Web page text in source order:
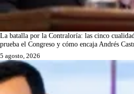
La batalla por la Contraloría: las cinco
prueba el Congreso y cómo encaja Andrés
5 agosto, 2026